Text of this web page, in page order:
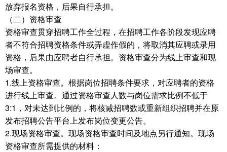
放弃报名资格，后果自行承担。
（二）资格审查
资格审查贯穿招聘工作全过程，在招聘工作各阶段发现应聘
者不符合招聘资格条件或弄虚作假的，将取消其应聘或录用
资格，后果由应聘者自行承担。资格审查分为线上审查和现
场审查。
1.线上资格审查。根据岗位招聘条件要求，对应聘者的资格
进行线上审查。通过资格审查人数与岗位需求比例不低于
3:1，对未达到比例的，将核减招聘数或重新组织招聘并在原
发布招聘公告平台上发布岗位变更公告。
2.现场资格审查。现场资格审查时间及地点另行通知。现场
资格审查所需提供的材料：